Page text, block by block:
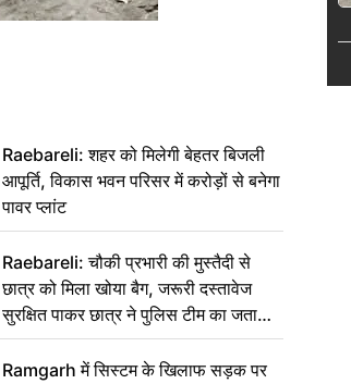
Raebareli: शहर को मिलेगी बेहतर बिजली
आपूर्ति, विकास भवन परिसर में करोड़ों से बनेगा
पावर प्लांट
Raebareli: चौकी प्रभारी की मुस्तैदी से
छात्र को मिला खोया बैग, जरूरी दस्तावेज
सुरक्षित पाकर छात्र ने पुलिस टीम का जताया
आभार
Ramgarh में सिस्टम के खिलाफ सड़क पर